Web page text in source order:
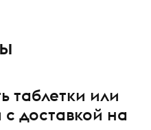
таблетки или
с доставкой на